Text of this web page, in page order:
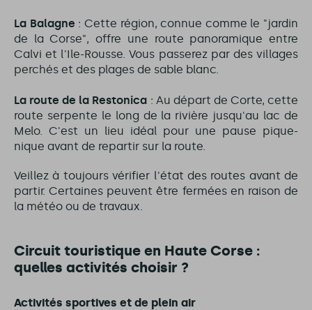
La Balagne : Cette région, connue comme le "jardin
de la Corse", offre une route panoramique entre
Calvi et l'Ile-Rousse. Vous passerez par des villages
perchés et des plages de sable blanc.
La route de la Restonica : Au départ de Corte, cette
route serpente le long de la rivière jusqu'au lac de
Melo. C'est un lieu idéal pour une pause pique-
nique avant de repartir sur la route.
Veillez à toujours vérifier l'état des routes avant de
partir. Certaines peuvent être fermées en raison de
la météo ou de travaux.
Circuit touristique en Haute Corse :
quelles activités choisir ?
Activités sportives et de plein air